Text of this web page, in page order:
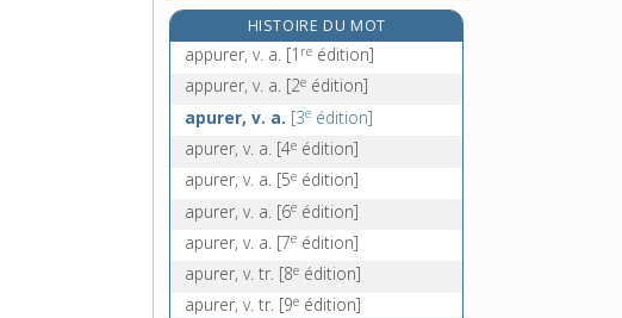
aquaculture, n. f.
aquafortiste, n.
aquagym, n. f.
aquaplanage, n. m.
HISTOIRE DU MOT
appurer, v. a. [1 re édition]
appurer, v. a. [2e édition]
apurer, v. a. [3e édition]
apurer, v. a. [4e édition]
apurer, v. a. [5e édition]
apurer, v. a. [6e édition]
apurer, v. a. [7e édition]
apurer, v. tr. [8e édition]
apurer, v. tr. [9e édition]